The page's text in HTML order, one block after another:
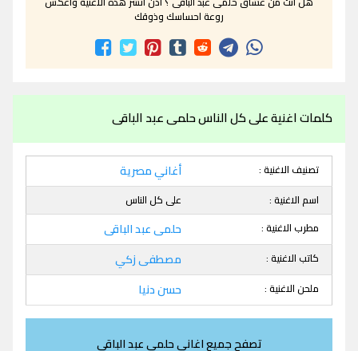
روعة احساسك وذوقك
كلمات اغنية على كل الناس حلمى عبد الباقى
تصنيف الاغنية : أغاني مصرية
اسم الاغنية :
على كل الناس
مطرب الاغنية :
حلمى عبد الباقى
كاتب الاغنية : مصطفى زكي
ملحن الاغنية : حسن دنيا
تصفح جميع اغاني حلمى عبد الباقى